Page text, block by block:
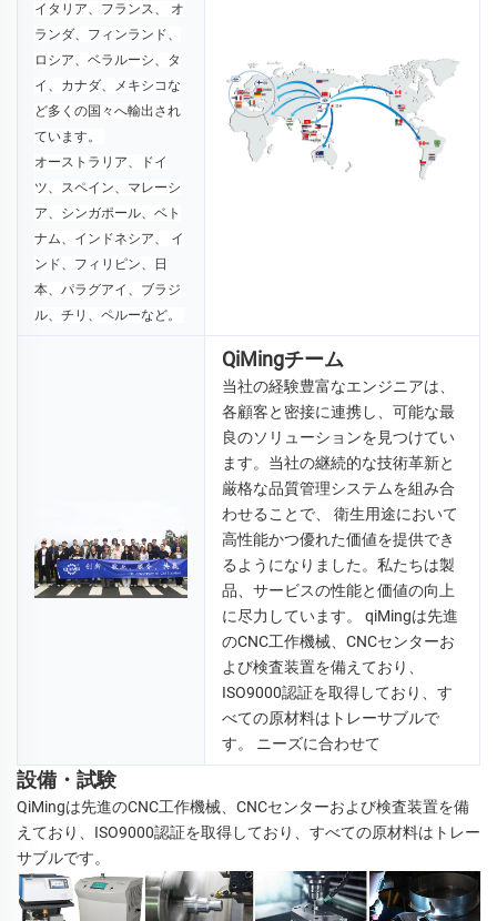
イタリア、フランス、 オ
ランダ、フィンランド、
ロシア、ベラルーシ、タ
イ、カナダ、メキシコな
ど多くの国々へ輸出され
ています。
オーストラリア、ドイ
ツ、スペイン、マレーシ
ア、シンガポール、ベト
ナム、インドネシア、 イ
ンド、フィリピン、日
本、パラグアイ、ブラジ
ル、チリ、ペルーなど。
QiMingチーム
当社の経験豊富なエンジニアは、
各顧客と密接に連携し、可能な最
良のソリューションを見つけてい
ます。当社の継続的な技術革新と
厳格な品質管理システムを組み合
わせることで、 衛生用途において
高性能かつ優れた価値を提供でき
るようになりました。私たちは製
品、サービスの性能と価値の向上
に尽力しています。 qiMingは先進
のCNC工作機械、CNCセンターお
よび検査装置を備えており、
ISO9000認証を取得しており、す
べての原材料はトレーサブルで
す。 ニーズに合わせて
設備・試験
QiMingは先進のCNC工作機械、CNCセンターおよび検査装置を備
えており、ISO9000認証を取得しており、すべての原材料はトレー
サブルです。